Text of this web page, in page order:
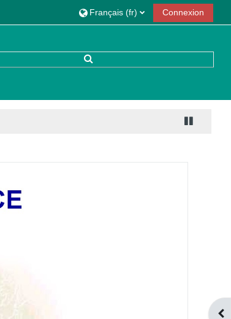
Français ‎(fr)‎
Connexion